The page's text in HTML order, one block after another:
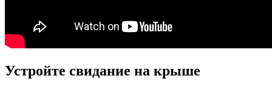
Устройте свидание на крыше